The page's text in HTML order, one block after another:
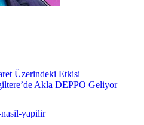
Üzerindeki Etkisi
Akla DEPPO Geliyor